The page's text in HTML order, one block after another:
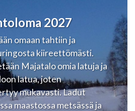
2027
omaan tahtiin ja
kiireettömästi.
Majatalo omia latuja ja
latua, joten
mukavasti. Ladut
maastossa metsässä ja